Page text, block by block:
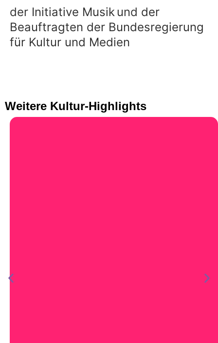
der Initiative Musik und der
Beauftragten der Bundesregierung
für Kultur und Medien
Weitere Kultur-Highlights